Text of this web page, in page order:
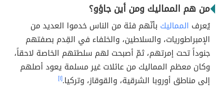
من هم المماليك ومن أين جاؤو؟
يُعرف المماليك بأنّهم فئة من الناس خدموا العديد من
الإمبراطوريات، والسلاطين، والخلفاء في القِدم بصفتهم
جنوداً تحت إمرتهم، ثمّ أصبحت لهم سلطتهم الخاصة لاحقاً،
وكان معظم المماليك من عائلات غير مسلمة يعود أصلهم
إلى مناطق أوروبا الشرقية، والقوقاز، وتركيا.[١]